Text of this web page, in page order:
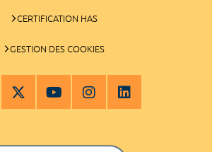
CERTIFICATION HAS
GESTION DES COOKIES